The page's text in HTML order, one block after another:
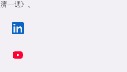
濟一週》 。